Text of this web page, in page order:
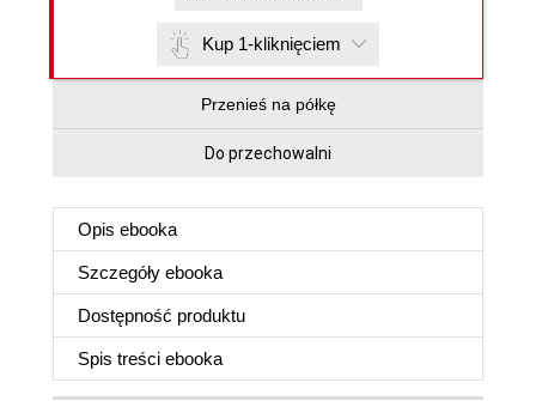
Kup 1-kliknięciem
Przenieś na półkę
Do przechowalni
Opis ebooka
Szczegóły ebooka
Dostępność produktu
Spis treści ebooka